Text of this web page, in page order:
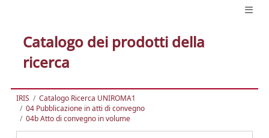
Catalogo dei prodotti della
ricerca
IRIS
Catalogo Ricerca UNIROMA1
04 Pubblicazione in atti di convegno
04b Atto di convegno in volume